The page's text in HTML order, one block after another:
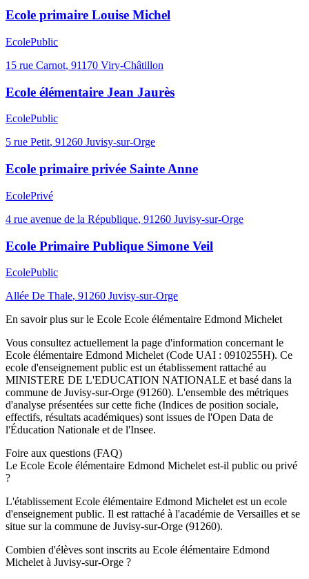
Ecole primaire Louise Michel
EcolePublic
15 rue Carnot, 91170 Viry-Châtillon
Ecole élémentaire Jean Jaurès
EcolePublic
5 rue Petit, 91260 Juvisy-sur-Orge
Ecole primaire privée Sainte Anne
EcolePrivé
4 rue avenue de la République, 91260 Juvisy-sur-Orge
Ecole Primaire Publique Simone Veil
EcolePublic
Allée De Thale, 91260 Juvisy-sur-Orge
En savoir plus sur le Ecole Ecole élémentaire Edmond Michelet
Vous consultez actuellement la page d'information concernant le
Ecole élémentaire Edmond Michelet (Code UAI : 0910255H). Ce
ecole d'enseignement public est un établissement rattaché au
MINISTERE DE L'EDUCATION NATIONALE et basé dans la
commune de Juvisy-sur-Orge (91260). L'ensemble des métriques
d'analyse présentées sur cette fiche (Indices de position sociale,
effectifs, résultats académiques) sont issues de l'Open Data de
l'Éducation Nationale et de l'Insee.
Foire aux questions (FAQ)
Le Ecole Ecole élémentaire Edmond Michelet est-il public ou privé
?
L'établissement Ecole élémentaire Edmond Michelet est un ecole
d'enseignement public. Il est rattaché à l'académie de Versailles et se
situe sur la commune de Juvisy-sur-Orge (91260).
Combien d'élèves sont inscrits au Ecole élémentaire Edmond
Michelet à Juvisy-sur-Orge ?